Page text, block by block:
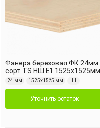
Фанера березовая ФК 24мм
сорт TS НШ Е1 1525х1525мм
24 мм 1525х1525 мм НШ
Уточнить остаток